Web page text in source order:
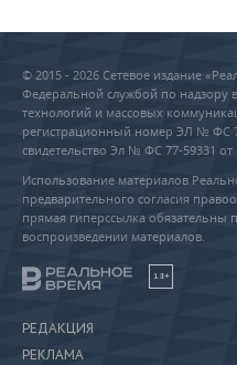
© 2015 - 2026 Сетевое издание
Федеральной службой по надзору
технологий и массовых
регистрационный номер ЭЛ № ФС
свидетельство Эл № ФС 77-59331 от
Использование материалов
предварительного согласия
прямая гиперссылка
воспроизведении материалов.
18+
РЕДАКЦИЯ
РЕКЛАМА